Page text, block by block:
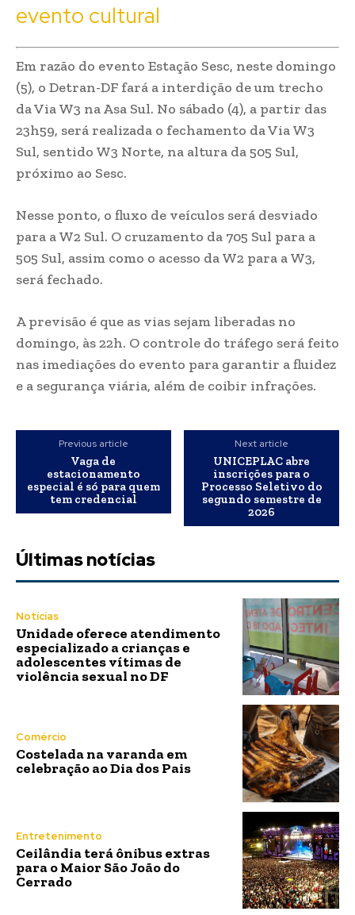
evento cultural
Em razão do evento Estação Sesc, neste domingo
(5), o Detran-DF fará a interdição de um trecho
da Via W3 na Asa Sul. No sábado (4), a partir das
23h59, será realizada o fechamento da Via W3
Sul, sentido W3 Norte, na altura da 505 Sul,
próximo ao Sesc.
Nesse ponto, o fluxo de veículos será desviado
para a W2 Sul. O cruzamento da 705 Sul para a
505 Sul, assim como o acesso da W2 para a W3,
será fechado.
A previsão é que as vias sejam liberadas no
domingo, às 22h. O controle do tráfego será feito
nas imediações do evento para garantir a fluidez
e a segurança viária, além de coibir infrações.
Previous article
Vaga de
estacionamento
especial é só para quem
tem credencial
Next article
UNICEPLAC abre
inscrições para o
Processo Seletivo do
segundo semestre de
2026
Últimas notícias
Notícias
Unidade oferece atendimento
especializado a crianças e
adolescentes vítimas de
violência sexual no DF
Comércio
Costelada na varanda em
celebração ao Dia dos Pais
Entretenimento
Ceilândia terá ônibus extras
para o Maior São João do
Cerrado